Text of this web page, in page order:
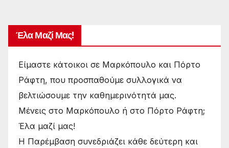
Έλα Μαζί Μας!
Είμαστε κάτοικοι σε Μαρκόπουλο και Πόρτο
Ράφτη, που προσπαθούμε συλλογικά να
βελτιώσουμε την καθημερινότητά μας.
Μένεις στο Μαρκόπουλο ή στο Πόρτο Ράφτη;
Έλα μαζί μας!
Η Παρέμβαση συνεδριάζει κάθε δεύτερη και